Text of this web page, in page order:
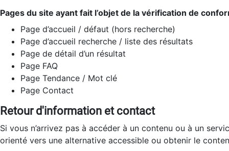
Pages du site ayant fait l’objet de la vérification de
Page d’accueil / défaut (hors recherche)
Page d’accueil recherche / liste des résultats
Page de détail d’un résultat
Page FAQ
Page Tendance / Mot clé
Page Contact
Retour d'information et contact
Si vous n’arrivez pas à accéder à un contenu ou à un
orienté vers une alternative accessible ou obtenir le